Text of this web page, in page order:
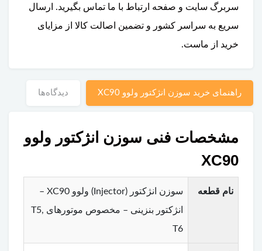
سربرگ سایت و صفحه ارتباط با ما تماس بگیرید. ارسال
سریع به سراسر کشور و تضمین اصالت کالا از مزایای
خرید از ماست.
راهنمای خرید سوزن انژکتور ولوو XC90 دیدگاه‌ها
مشخصات فنی سوزن انژکتور ولوو
XC90
نام قطعه
سوزن انژکتور (Injector) ولوو XC90 –
انژکتور بنزینی – مخصوص موتورهای T5,
T6